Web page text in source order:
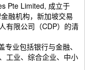
Pte Limited, 成立于
融机构，新加坡交易
有限公司（CDP）的清
业包括银行与金融、
工业、综合企业、中小